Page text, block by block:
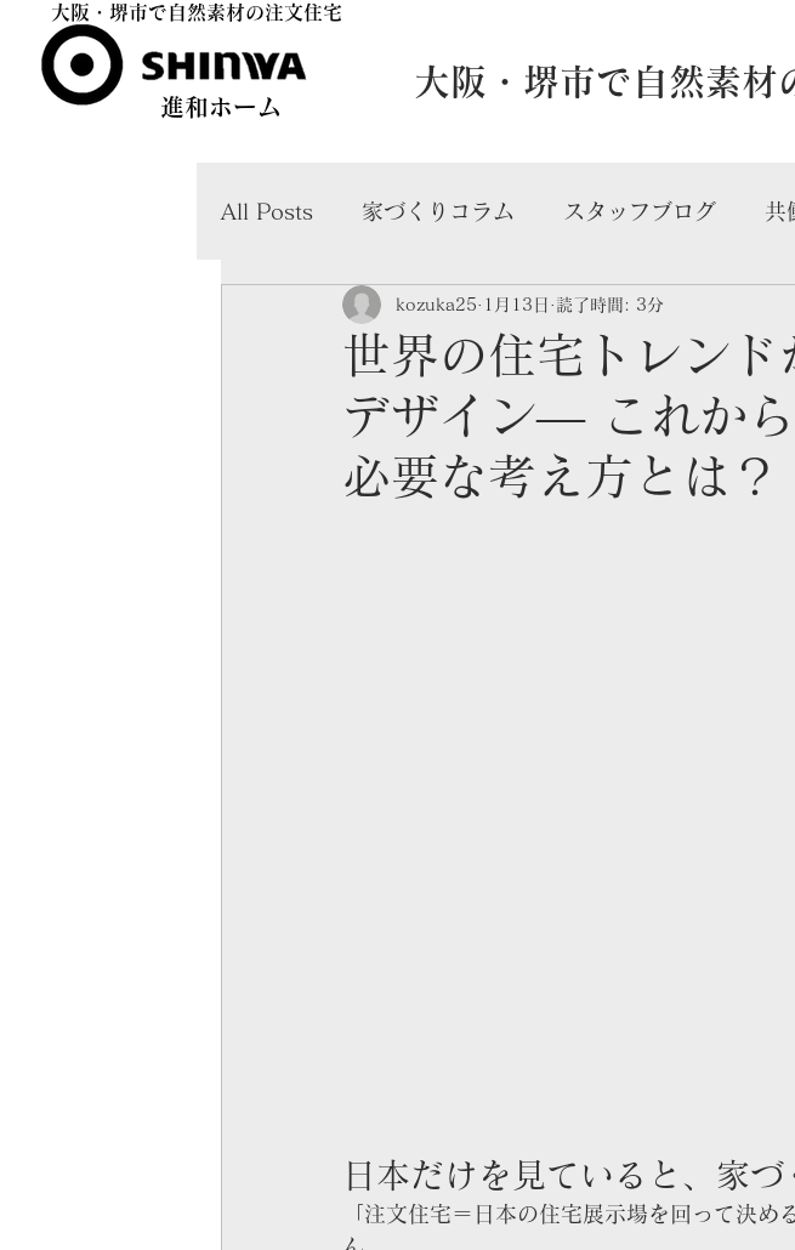
​大阪・堺市で自然素材の注文住宅​
​進和ホーム
大阪・堺市で自然素材
All Posts 家づくりコラム スタッフブログ 共
共働き・子育て世帯向け住宅
世界の住宅トレン
デザイン― これか
必要な考え方とは？
kozuka25 1月13日 読了時間: 3分
日本だけを見ていると、家
「注文住宅＝日本の住宅展示場を回って決